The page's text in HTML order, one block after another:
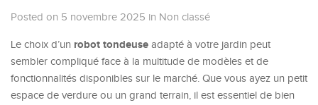
Posted on 5 novembre 2025 in Non classé
Le choix d’un robot tondeuse adapté à votre jardin peut
sembler compliqué face à la multitude de modèles et de
fonctionnalités disponibles sur le marché. Que vous ayez un petit
espace de verdure ou un grand terrain, il est essentiel de bien